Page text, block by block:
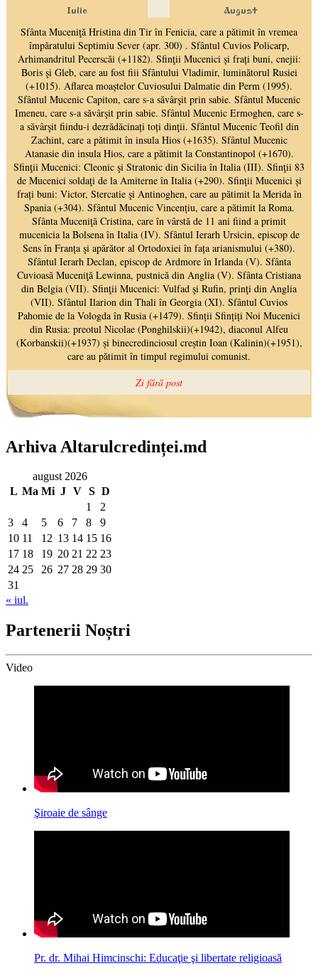
Arhiva Altarulcredinței.md
august 2026
L Ma Mi J V S D
1
2
3
4 5 6 7 8
9
10 11 12 13 14 15 16
17 18 19 20 21 22 23
24 25 26 27 28 29 30
31
« iul.
Partenerii Noștri
Video
Şiroaie de sânge
Pr. dr. Mihai Himcinschi: Educaţie şi libertate religioasă